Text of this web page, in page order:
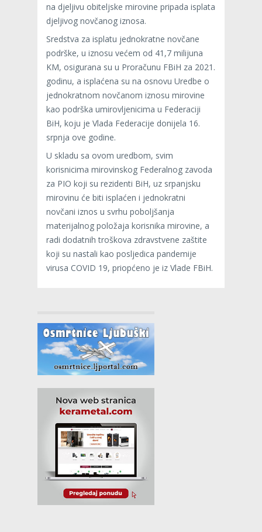
na djeljivu obiteljske mirovine pripada isplata
djeljivog novčanog iznosa.
Sredstva za isplatu jednokratne novčane
podrške, u iznosu većem od 41,7 milijuna
KM, osigurana su u Proračunu FBiH za 2021.
godinu, a isplaćena su na osnovu Uredbe o
jednokratnom novčanom iznosu mirovine
kao podrška umirovljenicima u Federaciji
BiH, koju je Vlada Federacije donijela 16.
srpnja ove godine.
U skladu sa ovom uredbom, svim
korisnicima mirovinskog Federalnog zavoda
za PIO koji su rezidenti BiH, uz srpanjsku
mirovinu će biti isplaćen i jednokratni
novčani iznos u svrhu poboljšanja
materijalnog položaja korisnika mirovine, a
radi dodatnih troškova zdravstvene zaštite
koji su nastali kao posljedica pandemije
virusa COVID 19, priopćeno je iz Vlade FBiH.